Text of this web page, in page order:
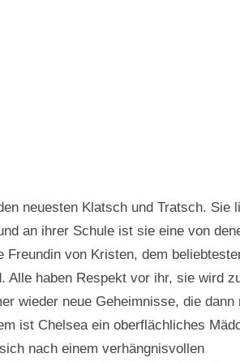
neuesten Klatsch und Tratsch. Sie
an ihrer Schule ist sie eine von
von Kristen, dem
Alle haben Respekt vor ihr, sie wird
wieder neue Geheimnisse, die dann
ist Chelsea ein oberflächliches
nach einem verhängnisvollen